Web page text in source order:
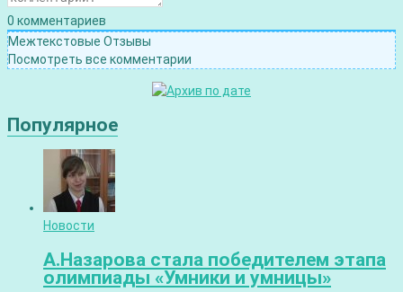
0 комментариев
Межтекстовые Отзывы
Посмотреть все комментарии
Популярное
Новости
А.Назарова стала победителем этапа
олимпиады «Умники и умницы»